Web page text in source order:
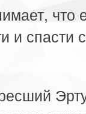
что
и спасти